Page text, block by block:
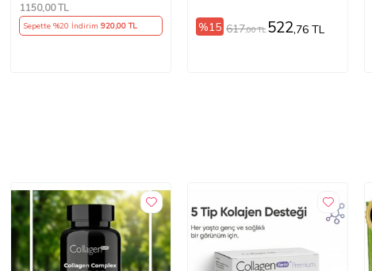
1150,00 TL
Sepette %20 İndirim 920,00 TL %15 617,00 TL 522,76 TL